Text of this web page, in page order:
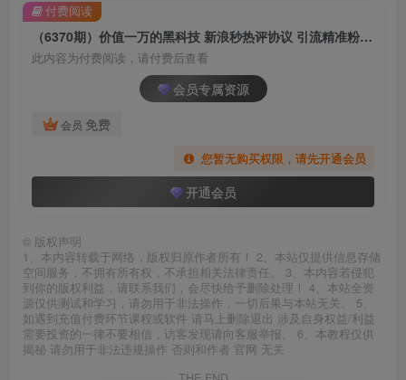
（6370期）价值一万的黑科技 新浪秒热评协议 引流精准粉【揭秘】
此内容为付费阅读，请付费后查看
会员专属资源
会员 免费
您暂无购买权限，请先开通会员
开通会员
付费阅读
© 版权声明
1、本内容转载于网络，版权归原作者所有！ 2、本站仅提供信息存储
空间服务，不拥有所有权，不承担相关法律责任。 3、本内容若侵犯
到你的版权利益，请联系我们，会尽快给予删除处理！ 4、本站全资
源仅供测试和学习，请勿用于非法操作，一切后果与本站无关。 5、
如遇到充值付费环节课程或软件 请马上删除退出 涉及自身权益/利益
需要投资的一律不要相信，访客发现请向客服举报。 6、本教程仅供
揭秘 请勿用于非法违规操作 否则和作者 官网 无关